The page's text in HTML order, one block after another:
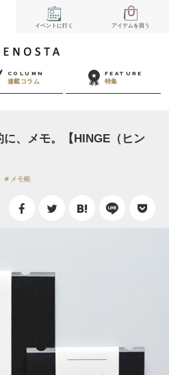
イベント に行く アイテムを買う
COLUMN
連載コラム
FEATURE
特集
、メモ。【HINGE（ヒン
メモ帳